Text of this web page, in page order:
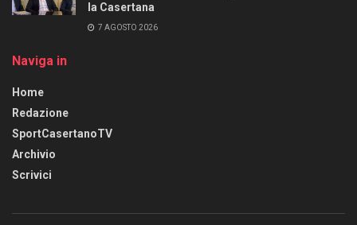
la Casertana
7 AGOSTO 2026
Naviga in
Home
Redazione
SportCasertanoTV
Archivio
Scrivici